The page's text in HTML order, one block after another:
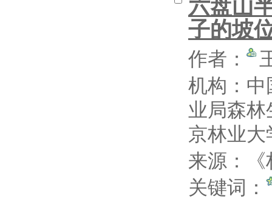
六盘山
子的坡
作者：
机构：中
业局森
京林业
来源：
关键词：